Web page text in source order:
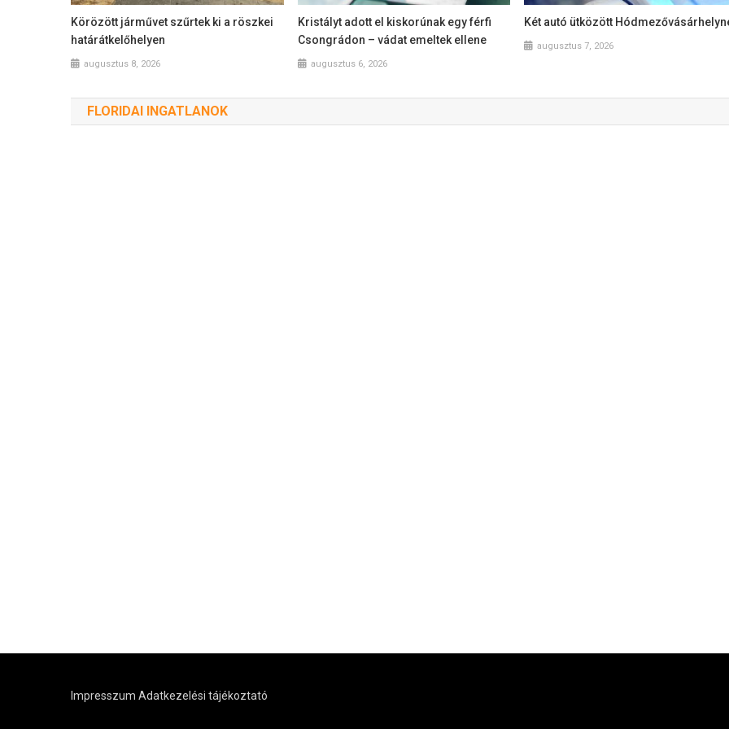
Körözött járművet szűrtek ki a röszkei
határátkelőhelyen
augusztus 8, 2026
Kristályt adott el kiskorúnak egy férfi
Csongrádon – vádat emeltek ellene
augusztus 6, 2026
Két autó ütközött
augusztus 7, 2026
FLORIDAI INGATLANOK
Impresszum Adatkezelési tájékoztató